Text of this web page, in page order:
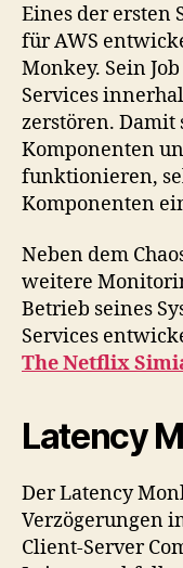
Eines der ersten
für AWS
Monkey. Sein
Services
zerstören. Damit
Komponenten
funktionieren,
Komponenten
Neben dem
weitere
Betrieb seines
Services
The Netflix
Latency
Der Latency
Verzögerungen
Client-Server